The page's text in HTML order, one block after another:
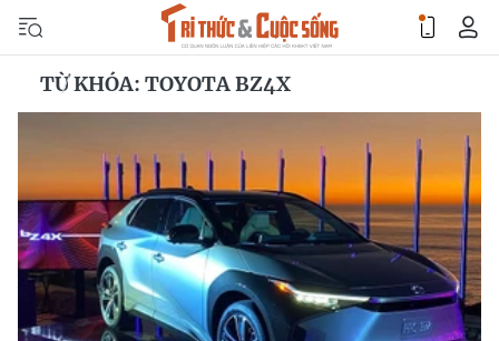
TỪ KHÓA: TOYOTA BZ4X